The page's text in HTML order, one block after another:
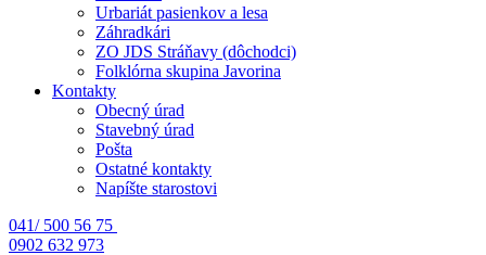
Urbariát pasienkov a lesa
Záhradkári
ZO JDS Stráňavy (dôchodci)
Folklórna skupina Javorina
Kontakty
Obecný úrad
Stavebný úrad
Pošta
Ostatné kontakty
Napíšte starostovi
041/ 500 56 75
0902 632 973